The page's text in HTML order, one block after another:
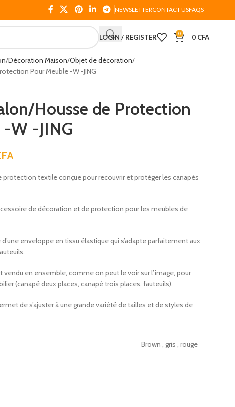
NEWSLETTERCONTACT USFAQS
LOGIN / REGISTER 0 0 CFA
Décoration Maison Objet de décoration
Pour Meuble -W -JING
Housse de Protection
W -JING
protection textile conçue pour recouvrir et protéger les canapés
de décoration et de protection pour les meubles de
enveloppe en tissu élastique qui s’adapte parfaitement aux
en ensemble, comme on peut le voir sur l’image, pour
(canapé deux places, canapé trois places, fauteuils).
de s’ajuster à une grande variété de tailles et de styles de
Brown , gris , rouge